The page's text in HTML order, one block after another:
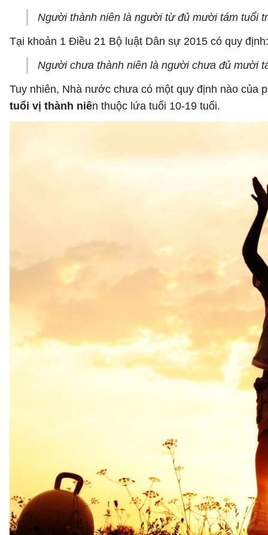
Người thành niên là người từ đủ mười tám tuổi
Tại khoản 1 Điều 21 Bộ luật Dân sự 2015 có quy định:
Người chưa thành niên là người chưa đủ mười
Tuy nhiên, Nhà nước chưa có một quy định nào của
tuổi vị thành niên thuộc lứa tuổi 10-19 tuổi.